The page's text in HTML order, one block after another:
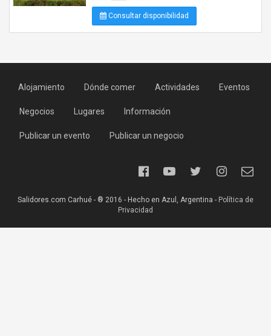
Consultar disponibilidad
Alojamiento Dónde comer Actividades Eventos
Negocios Lugares Información
Publicar un evento Publicar un negocio
Salidores.com Carhué - ® 2016 - Hecho en Azul, Argentina - Política de
Privacidad